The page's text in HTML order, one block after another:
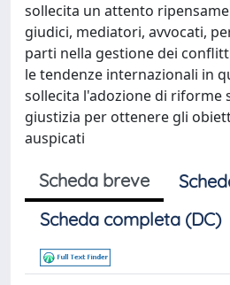
sollecita un attento
giudici, mediatori, avvocati,
parti nella gestione dei
le tendenze internazionali in
sollecita l'adozione di riforme
giustizia per ottenere gli
auspicati
Scheda breve
Scheda completa (DC)